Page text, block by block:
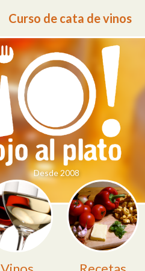
Curso de cata de vinos
Desde 2008